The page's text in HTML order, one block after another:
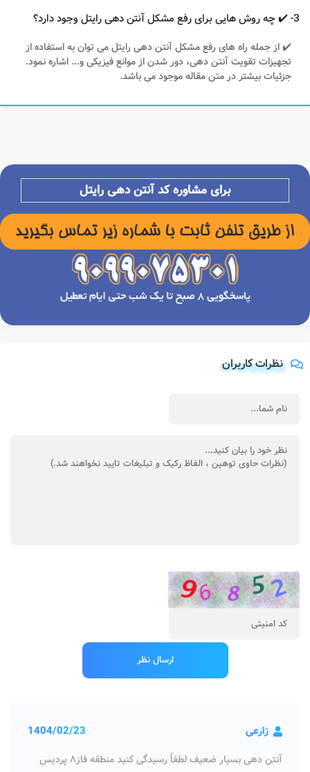
3- ✔️ چه روش هایی برای رفع مشکل آنتن دهی رایتل وجود دارد؟
✔️ از جمله راه های رفع مشکل آنتن دهی رایتل می توان به استفاده از
تجهیزات تقویت آنتن دهی، دور شدن از موانع فیزیکی و... اشاره نمود.
جزئیات بیشتر در متن مقاله موجود می باشد.
برای مشاوره کد آنتن دهی رایتل
نظرات کاربران
زارعی 1404/02/23
آنتن دهی بسیار ضعیف لطفاً رسیدگی کنید منطقه فاز۸ پردیس